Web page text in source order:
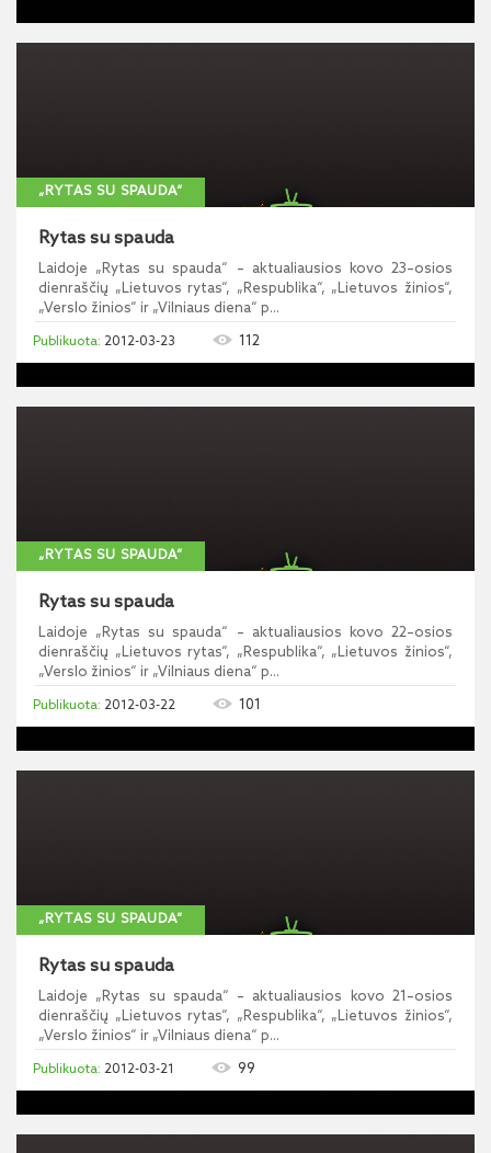
„RYTAS SU SPAUDA“
Rytas su spauda
Laidoje „Rytas su spauda“ – aktualiausios kovo 23–osios
dienraščių „Lietuvos rytas“, „Respublika“, „Lietuvos žinios“,
„Verslo žinios“ ir „Vilniaus diena“ p...
2012-03-23 112
„RYTAS SU SPAUDA“
Rytas su spauda
Laidoje „Rytas su spauda“ – aktualiausios kovo 22–osios
dienraščių „Lietuvos rytas“, „Respublika“, „Lietuvos žinios“,
„Verslo žinios“ ir „Vilniaus diena“ p...
2012-03-22 101
„RYTAS SU SPAUDA“
Rytas su spauda
Laidoje „Rytas su spauda“ – aktualiausios kovo 21–osios
dienraščių „Lietuvos rytas“, „Respublika“, „Lietuvos žinios“,
„Verslo žinios“ ir „Vilniaus diena“ p...
2012-03-21 99